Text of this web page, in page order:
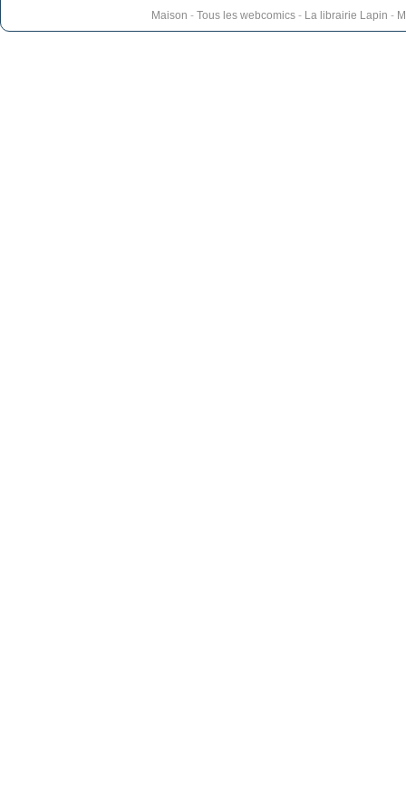
Maison - Tous les webcomics- La librairie Lapin -